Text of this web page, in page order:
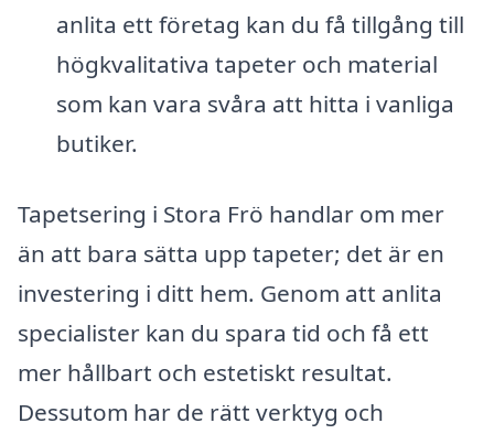
anlita ett företag kan du få tillgång till
högkvalitativa tapeter och material
som kan vara svåra att hitta i vanliga
butiker.
Tapetsering i Stora Frö handlar om mer
än att bara sätta upp tapeter; det är en
investering i ditt hem. Genom att anlita
specialister kan du spara tid och få ett
mer hållbart och estetiskt resultat.
Dessutom har de rätt verktyg och